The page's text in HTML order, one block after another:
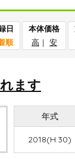
日
順
本体価格
高 ｜ 安
ます
年式
2018(H.30)